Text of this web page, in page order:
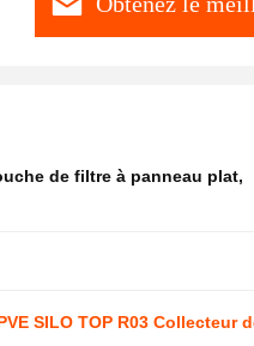
de filtre à panneau plat,
SILO TOP R03 Collecteur